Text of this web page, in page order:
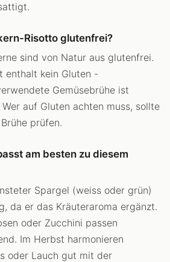
Risotto glutenfrei?
sind von Natur aus glutenfrei.
enthalt kein Gluten -
Gemüsebrühe ist
auf Gluten achten muss, sollte
prüfen.
am besten zu diesem
Spargel (weiss oder grün)
da er das Kräuteraroma ergänzt.
oder Zucchini passen
Im Herbst harmonieren
oder Lauch gut mit der